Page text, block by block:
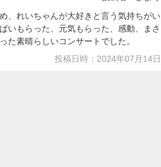
、れいちゃんが大好きと言う気持ちがい
いもらった、元気もらった、感動、まさ
た素晴らしいコンサートでした。
投稿日時：2024年07月14日